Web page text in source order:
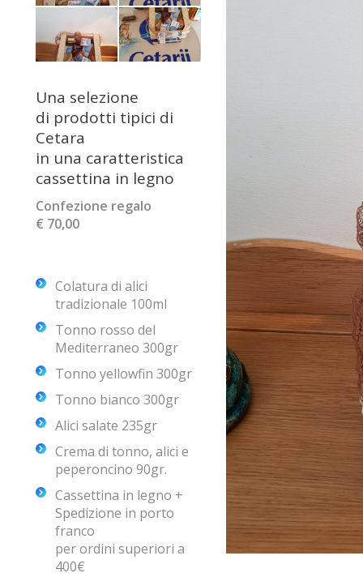
Una selezione
di prodotti tipici di
Cetara
in una caratteristica
cassettina in legno
Confezione regalo
€ 70,00
Colatura di alici
tradizionale 100ml
Tonno rosso del
Mediterraneo 300gr
Tonno yellowfin 300gr
Tonno bianco 300gr
Alici salate 235gr
Crema di tonno, alici e
peperoncino 90gr.
Cassettina in legno +
Spedizione in porto
franco
per ordini superiori a
400€